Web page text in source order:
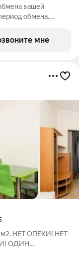
обмена.
2-комн. студия с
мне
НЕТ
ОДИН